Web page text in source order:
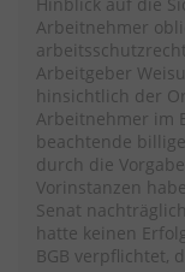
Arbeitnehmer
Arbeitgeber
hinsichtlich der
Arbeitnehmer im
beachtende
durch die
Vorinstanzen
Senat
hatte keinen
BGB verpflichtet,